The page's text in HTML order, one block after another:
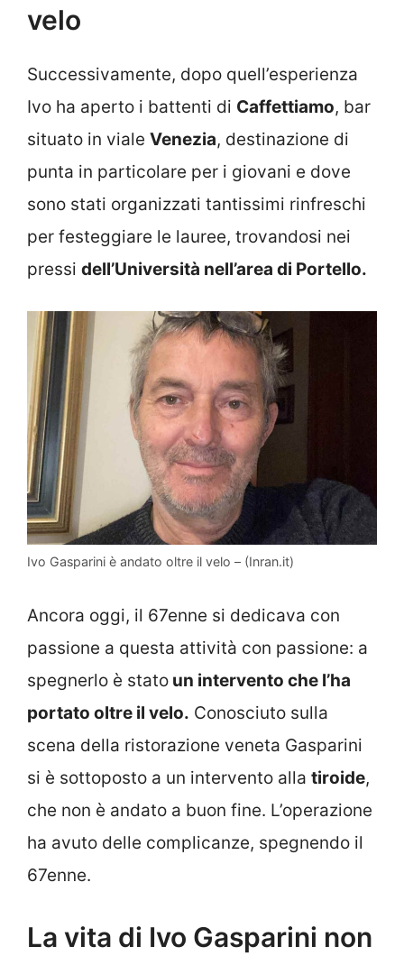
velo
Successivamente, dopo quell’esperienza
Ivo ha aperto i battenti di Caffettiamo, bar
situato in viale Venezia, destinazione di
punta in particolare per i giovani e dove
sono stati organizzati tantissimi rinfreschi
per festeggiare le lauree, trovandosi nei
pressi dell’Università nell’area di Portello.
Ivo Gasparini è andato oltre il velo – (Inran.it)
Ancora oggi, il 67enne si dedicava con
passione a questa attività con passione: a
spegnerlo è stato un intervento che l’ha
portato oltre il velo. Conosciuto sulla
scena della ristorazione veneta Gasparini
si è sottoposto a un intervento alla tiroide,
che non è andato a buon fine. L’operazione
ha avuto delle complicanze, spegnendo il
67enne.
La vita di Ivo Gasparini non